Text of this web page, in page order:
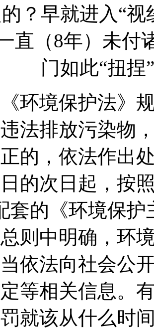
？早就进入“
直（8年）未付
门如此“扭捏
环境保护法》
法排放污染物
的，依法作出
的次日起，按
套的《环境保
则中明确，环
依法向社会公
等相关信息。
就该从什么时